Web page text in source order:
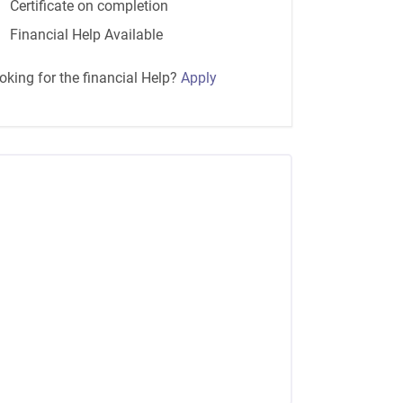
Certificate on completion
Financial Help Available
for the financial Help? Apply